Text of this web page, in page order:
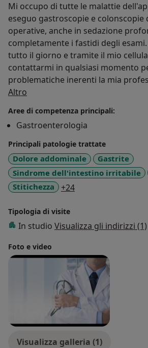
Mi occupo di tutte le malattie
eseguo gastroscopie e colonscopie
operative, anche in sedazione
completamente i fastidi degli
tutto il giorno e tramite il mio
contattarmi in qualsiasi momento
problematiche inerenti la mia
Altro
Aree di competenza principali:
Gastroenterologia
Principali patologie trattate
Dolore addominale
Gastrite
Sindrome dell'intestino irritabile
Stitichezza
+24
Tipologia di visite
In studio Visualizza gli indirizzi (1)
Foto e video
Visualizza galleria (1)